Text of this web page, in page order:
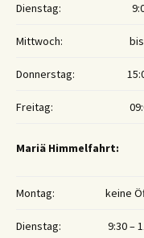
Dienstag:
Mittwoch:
Donnerstag:
Freitag:
Mariä Himmelfahrt:
Montag: keine
Dienstag: 9:30 –